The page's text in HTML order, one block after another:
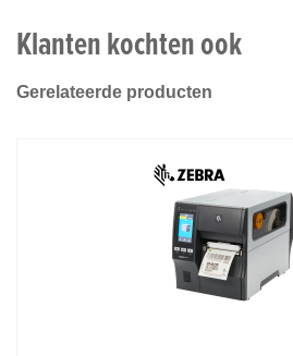
Klanten kochten ook
Gerelateerde producten